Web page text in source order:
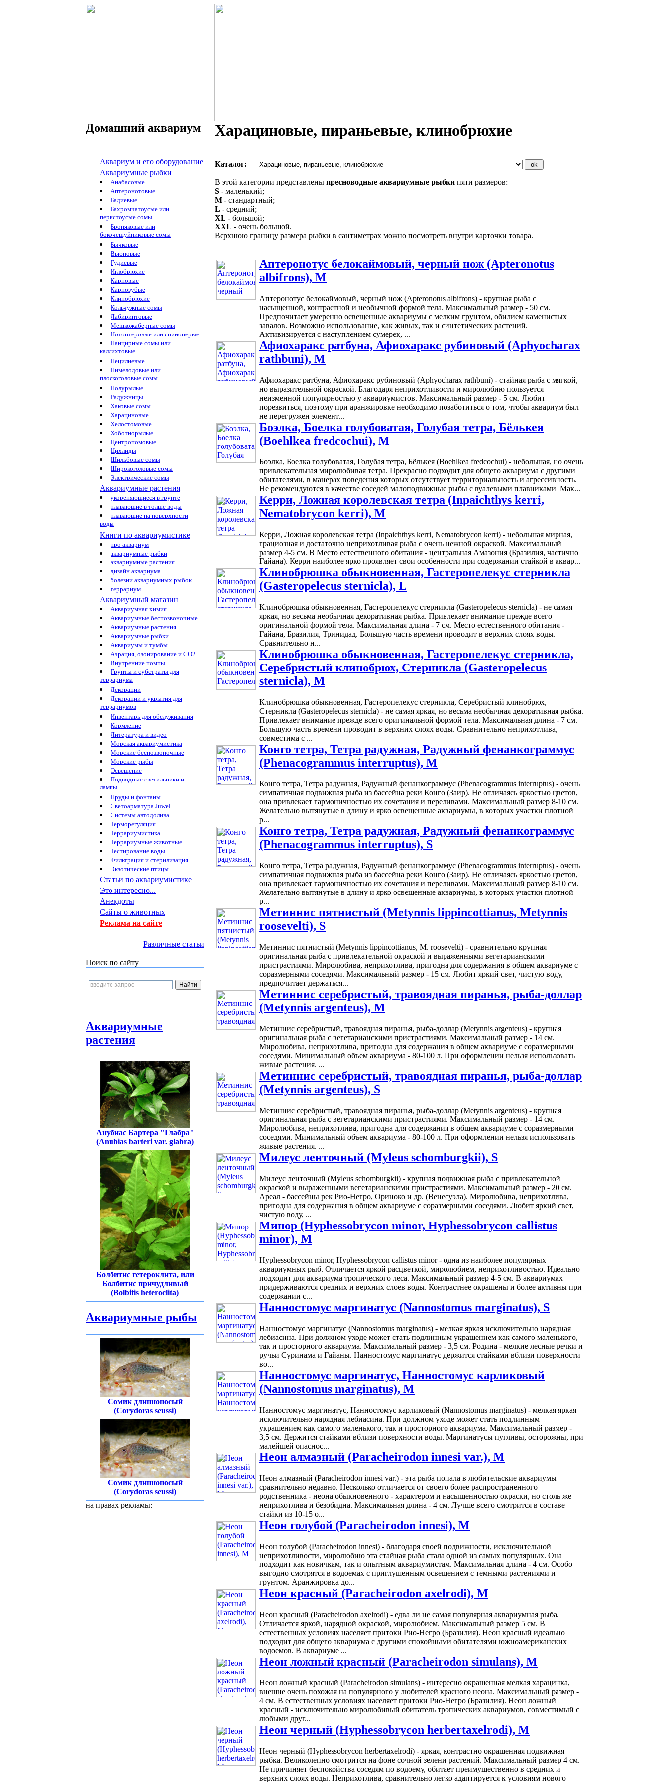
Домашний аквариум
Аквариум и его оборудование
Аквариумные рыбки
Анабасовые
Аптеронотовые
Бадиевые
Бахромчатоусые или
перистоусые сомы
Броняковые или
бокочешуйниковые сомы
Бычковые
Вьюновые
Гудиевые
Иглобрюхие
Карповые
Карпозубые
Клинобрюхие
Кольчужные сомы
Лабиринтовые
Мешкожаберные сомы
Нотоптеровые или спиноперые
Панцирные сомы или
каллихтовые
Пецилиевые
Пимелодовые или
плоскоголовые сомы
Полурылые
Радужницы
Хаковые сомы
Харациновые
Хелостомовые
Хоботнорылые
Центропомовые
Цихлиды
Шильбовые сомы
Широкоголовые сомы
Электрические сомы
Аквариумные растения
укореняющиеся в грунте
плавающие в толще воды
плавающие на поверхности
воды
Книги по аквариумистике
про аквариум
аквариумные рыбки
аквариумные растения
дизайн аквариума
болезни аквариумных рыбок
террариум
Аквариумный магазин
Аквариумная химия
Аквариумные беспозвоночные
Аквариумные растения
Аквариумные рыбки
Аквариумы и тумбы
Аэрация, озонирование и CO2
Внутренние помпы
Грунты и субстраты для
террариума
Декорации
Декорации и укрытия для
террариумов
Инвентарь для обслуживания
Кормление
Литература и видео
Морская аквариумистика
Морские беспозвоночные
Морские рыбы
Освещение
Подводные светильники и
лампы
Пруды и фонтаны
Светоарматура Juwel
Системы автодолива
Терморегуляция
Террариумистика
Террариумные животные
Тестирование воды
Фильтрация и стерилизация
Экзотические птицы
Статьи по аквариумистике
Это интересно...
Анекдоты
Сайты о животных
Реклама на сайте
Различные статьи
Поиск по сайту
Аквариумные
растения
Анубиас Бартера "Глабра"
(Anubias barteri var. glabra)
Болбитис гетероклита, или
Болбитис причудливый
(Bolbitis heteroclita)
Аквариумные рыбы
Сомик длинноносый
(Corydoras seussi)
Сомик длинноносый
(Corydoras seussi)
на правах рекламы:
Харациновые, пираньевые, клинобрюхие
Каталог:
В этой категории представлены пресноводные аквариумные рыбки пяти размеров:
S - маленький;
M - стандартный;
L - средний;
XL - большой;
XXL - очень большой.
Верхнюю границу размера рыбки в сантиметрах можно посмотреть внутри карточки товара.
Аптеронотус белокаймовый, черный нож (Apteronotus
albifrons), M
Аптеронотус белокаймовый, черный нож (Apteronotus albifrons) - крупная рыба с
насыщенной, контрастной и необычной формой тела. Максимальный размер - 50 см.
Предпочитает умеренно освещенные аквариумы с мелким грунтом, обилием каменистых
завалов. Возможно использование, как живых, так и синтетических растений.
Активизируется с наступлением сумерек, ...
Афиохаракс ратбуна, Афиохаракс рубиновый (Aphyocharax
rathbuni), M
Афиохаракс ратбуна, Афиохаракс рубиновый (Aphyocharax rathbuni) - стайная рыба с мягкой,
но выразительной окраской. Благодаря неприхотливости и миролюбию пользуется
неизменной популярностью у аквариумистов. Максимальный размер - 5 см. Любит
порезвиться, поэтому при аранжировке необходимо позаботиться о том, чтобы аквариум был
не перегружен элемент...
Боэлка, Боелка голубоватая, Голубая тетра, Бёлькея
(Boehlkea fredcochui), M
Боэлка, Боелка голубоватая, Голубая тетра, Бёлькея (Boehlkea fredcochui) - небольшая, но очень
привлекательная миролюбивая тетра. Прекрасно подходит для общего аквариума с другими
обитателями, в манерах поведения которых отсутствует территориальность и агрессивность.
Не рекомендуются в качестве соседей малоподвижные рыбы с вуалевыми плавниками. Мак...
Керри, Ложная королевская тетра (Inpaichthys kerri,
Nematobrycon kerri), M
Керри, Ложная королевская тетра (Inpaichthys kerri, Nematobrycon kerri) - небольшая мирная,
грациозная и достаточно неприхотливая рыба с очень нежной окраской. Максимальный
размер 4-5 см. В Место естественного обитания - центральная Амазония (Бразилия, частично
Гайана). Керри наиболее ярко проявляет свои особенности при содержании стайкой в аквар...
Клинобрюшка обыкновенная, Гастеропелекус стерникла
(Gasteropelecus sternicla), L
Клинобрюшка обыкновенная, Гастеропелекус стерникла (Gasteropelecus sternicla) - не самая
яркая, но весьма необычная декоративная рыбка. Привлекает внимание прежде всего
оригинальной формой тела. Максимальная длина - 7 см. Место естественного обитания -
Гайана, Бразилия, Тринидад. Большую часть времени проводит в верхних слоях воды.
Сравнительно н...
Клинобрюшка обыкновенная, Гастеропелекус стерникла,
Серебристый клинобрюх, Стерникла (Gasteropelecus
sternicla), M
Клинобрюшка обыкновенная, Гастеропелекус стерникла, Серебристый клинобрюх,
Стерникла (Gasteropelecus sternicla) - не самая яркая, но весьма необычная декоративная рыбка.
Привлекает внимание прежде всего оригинальной формой тела. Максимальная длина - 7 см.
Большую часть времени проводит в верхних слоях воды. Сравнительно неприхотлива,
совместима с ...
Конго тетра, Тетра радужная, Радужный фенанкограммус
(Phenacogrammus interruptus), M
Конго тетра, Тетра радужная, Радужный фенанкограммус (Phenacogrammus interruptus) - очень
симпатичная подвижная рыба из бассейна реки Конго (Заир). Не отличаясь яркостью цветов,
она привлекает гармоничностью их сочетания и переливами. Максимальный размер 8-10 см.
Желательно вытянутые в длину и ярко освещенные аквариумы, в которых участки плотной
р...
Конго тетра, Тетра радужная, Радужный фенанкограммус
(Phenacogrammus interruptus), S
Конго тетра, Тетра радужная, Радужный фенанкограммус (Phenacogrammus interruptus) - очень
симпатичная подвижная рыба из бассейна реки Конго (Заир). Не отличаясь яркостью цветов,
она привлекает гармоничностью их сочетания и переливами. Максимальный размер 8-10 см.
Желательно вытянутые в длину и ярко освещенные аквариумы, в которых участки плотной
р...
Метиннис пятнистый (Metynnis lippincottianus, Metynnis
roosevelti), S
Метиннис пятнистый (Metynnis lippincottianus, M. roosevelti) - сравнительно крупная
оригинальная рыба с привлекательной окраской и выраженными вегетарианскими
пристрастиями. Миролюбива, неприхотлива, пригодна для содержания в общем аквариуме с
соразмерными соседями. Максимальный размер - 15 см. Любит яркий свет, чистую воду,
предпочитает держаться...
Метиннис серебристый, травоядная пиранья, рыба-доллар
(Metynnis argenteus), M
Метиннис серебристый, травоядная пиранья, рыба-доллар (Metynnis argenteus) - крупная
оригинальная рыба с вегетарианскими пристрастиями. Максимальный размер - 14 см.
Миролюбива, неприхотлива, пригодна для содержания в общем аквариуме с соразмерными
соседями. Минимальный объем аквариума - 80-100 л. При оформлении нельзя использовать
живые растения. ...
Метиннис серебристый, травоядная пиранья, рыба-доллар
(Metynnis argenteus), S
Метиннис серебристый, травоядная пиранья, рыба-доллар (Metynnis argenteus) - крупная
оригинальная рыба с вегетарианскими пристрастиями. Максимальный размер - 14 см.
Миролюбива, неприхотлива, пригодна для содержания в общем аквариуме с соразмерными
соседями. Минимальный объем аквариума - 80-100 л. При оформлении нельзя использовать
живые растения. ...
Милеус ленточный (Myleus schomburgkii), S
Милеус ленточный (Myleus schomburgkii) - крупная подвижная рыба с привлекательной
окраской и выраженными вегетарианскими пристрастиями. Максимальный размер - 20 см.
Ареал - бассейны рек Рио-Негро, Ориноко и др. (Венесуэла). Миролюбива, неприхотлива,
пригодна для содержания в общем аквариуме с соразмерными соседями. Любит яркий свет,
чистую воду, ...
Минор (Hyphessobrycon minor, Hyphessobrycon callistus
minor), M
Hyphessobrycon minor, Hyphessobrycon callistus minor - одна из наиболее популярных
аквариумных рыб. Отличается яркой расцветкой, миролюбием, неприхотливостью. Идеально
подходит для аквариума тропического леса. Максимальный размер 4-5 см. В аквариумах
придерживаются средних и верхних слоев воды. Контрастнее окрашены и более активны при
содержании с...
Нанностомус маргинатус (Nannostomus marginatus), S
Нанностомус маргинатус (Nannostomus marginatus) - мелкая яркая исключительно нарядная
лебиасина. При должном уходе может стать подлинным украшением как самого маленького,
так и просторного аквариума. Максимальный размер - 3,5 см. Родина - мелкие лесные речки и
ручьи Суринама и Гайаны. Нанностомус маргинатус держится стайками вблизи поверхности
во...
Нанностомус маргинатус, Нанностомус карликовый
(Nannostomus marginatus), M
Нанностомус маргинатус, Нанностомус карликовый (Nannostomus marginatus) - мелкая яркая
исключительно нарядная лебиасина. При должном уходе может стать подлинным
украшением как самого маленького, так и просторного аквариума. Максимальный размер -
3,5 см. Держится стайками вблизи поверхности воды. Маргинатусы пугливы, осторожны, при
малейшей опаснос...
Неон алмазный (Paracheirodon innesi var.), M
Неон алмазный (Paracheirodon innesi var.) - эта рыба попала в любительские аквариумы
сравнительно недавно. Несколько отличается от своего более распространенного
родственника - неона обыкновенного - характером и насыщенностью окраски, но столь же
неприхотлива и безобидна. Максимальная длина - 4 см. Лучше всего смотрится в составе
стайки из 10-15 о...
Неон голубой (Paracheirodon innesi), M
Неон голубой (Paracheirodon innesi) - благодаря своей подвижности, исключительной
неприхотливости, миролюбию эта стайная рыба стала одной из самых популярных. Она
подходит как новичкам, так и опытным аквариумистам. Максимальная длина - 4 см. Особо
выгодно смотрятся в водоемах с приглушенным освещением с темными растениями и
грунтом. Аранжировка до...
Неон красный (Paracheirodon axelrodi), M
Неон красный (Paracheirodon axelrodi) - едва ли не самая популярная аквариумная рыба.
Отличается яркой, нарядной окраской, миролюбием. Максимальный размер 5 см. В
естественных условиях населяет притоки Рио-Негро (Бразилия). Неон красный идеально
подходит для общего аквариума с другими спокойными обитателями южноамериканских
водоемов. В аквариуме ...
Неон ложный красный (Paracheirodon simulans), M
Неон ложный красный (Paracheirodon simulans) - интересно окрашенная мелкая харацинка,
внешне очень похожая на популярного у любителей красного неона. Максимальный размер -
4 см. В естественных условиях населяет притоки Рио-Негро (Бразилия). Неон ложный
красный - исключительно миролюбивый обитатель тропических аквариумов, совместимый с
любыми друг...
Неон черный (Hyphessobrycon herbertaxelrodi), M
Неон черный (Hyphessobrycon herbertaxelrodi) - яркая, контрастно окрашенная подвижная
рыбка. Великолепно смотрится на фоне сочной зелени растений. Максимальный размер 4 см.
Не причиняет беспокойства соседям по водоему, обитает преимущественно в средних и
верхних слоях воды. Неприхотлива, сравнительно легко адаптируется к условиям нового